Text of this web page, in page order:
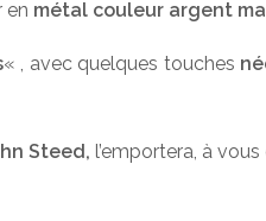
en métal couleur argent
« , avec quelques touches
Steed, l’emportera, à